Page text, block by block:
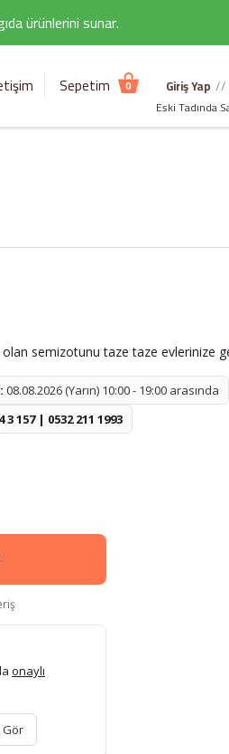
ürünlerini sunar.
Sepetim 0 Giriş Yap //
Eski Tadında
semizotunu taze taze evlerinize
08.08.2026 (Yarın) 10:00 - 19:00 arasında
3 157 | 0532 211 1993
onaylı